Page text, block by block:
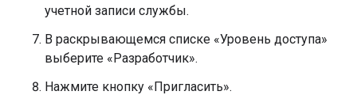
учетной записи службы.
В раскрывающемся списке «Уровень доступа»
выберите «Разработчик».
Нажмите кнопку «Пригласить».